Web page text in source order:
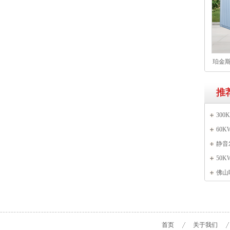
珀金
推
静音
佛山
首页 关于我们